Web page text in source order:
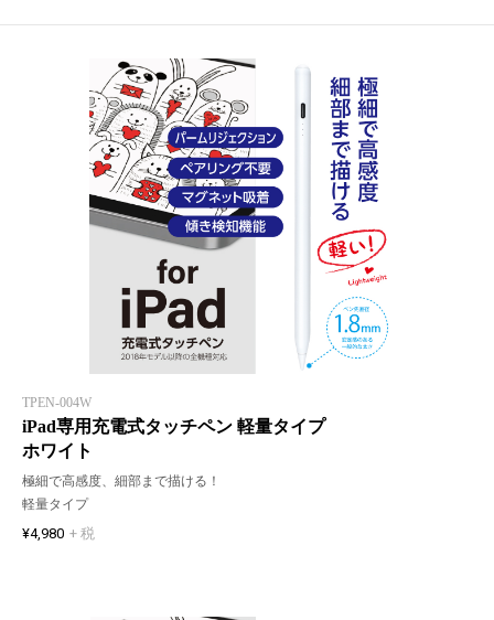
TPEN-004W
iPad専用充電式タッチペン 軽量タイプ
ホワイト
極細で高感度、細部まで描ける！
軽量タイプ
¥4,980 + 税